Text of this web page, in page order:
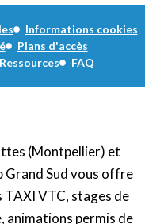
Informations cookies
Plans d'accès
Ressources FAQ
(Montpellier) et
Grand Sud vous offre
VTC, stages de
animations permis de